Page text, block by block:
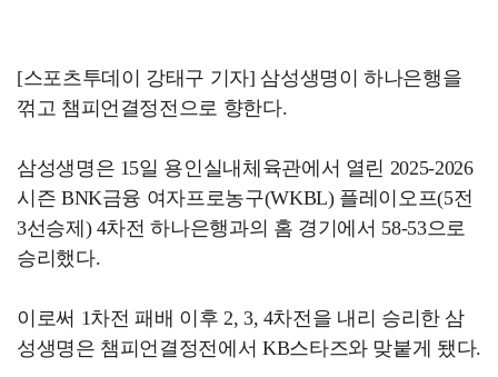
[스포츠투데이 강태구 기자] 삼성생명이 하나은행을
꺾고 챔피언결정전으로 향한다.
삼성생명은 15일 용인실내체육관에서 열린 2025-2026
시즌 BNK금융 여자프로농구(WKBL) 플레이오프(5전
3선승제) 4차전 하나은행과의 홈 경기에서 58-53으로
승리했다.
이로써 1차전 패배 이후 2, 3, 4차전을 내리 승리한 삼
성생명은 챔피언결정전에서 KB스타즈와 맞붙게 됐다.